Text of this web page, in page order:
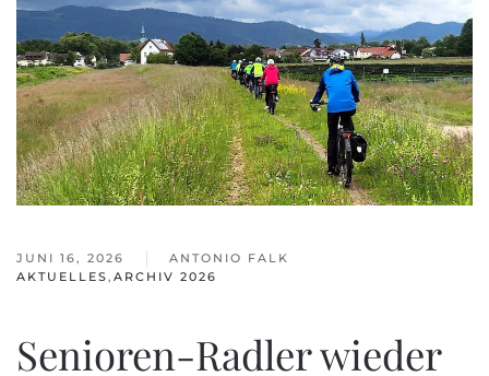
JUNI 16, 2026
ANTONIO FALK
AKTUELLES, ARCHIV 2026
Senioren-Radler wieder